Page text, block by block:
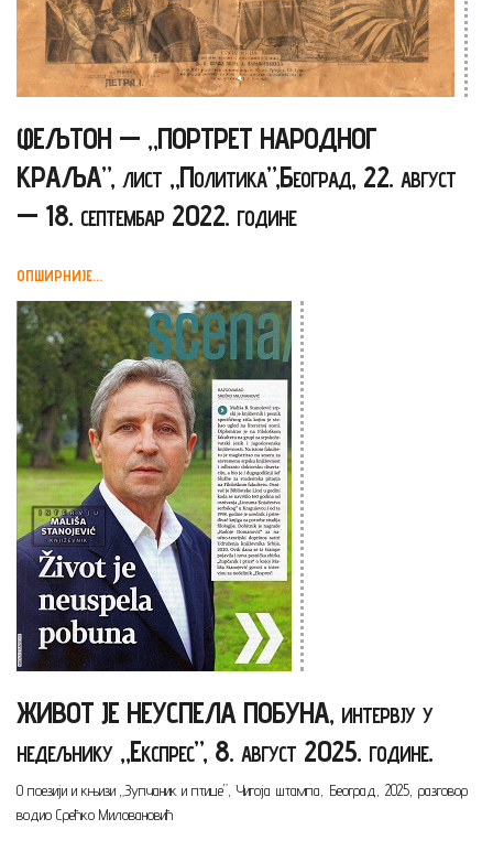
ФЕЉТОН — „ПОРТРЕТ НАРОДНОГ
КРАЉА”, лист „Политика”,Београд, 22. август
— 18. септембар 2022. године
ОПШИРНИЈЕ...
ЖИВОТ ЈЕ НЕУСПЕЛА ПОБУНА, интервју у
недељнику „Експрес”, 8. август 2025. године.
О поезији и књизи „Зупчаник и птице”, Чигоја штампа, Београд, 2025, разговор
водио Срећко Миловановић